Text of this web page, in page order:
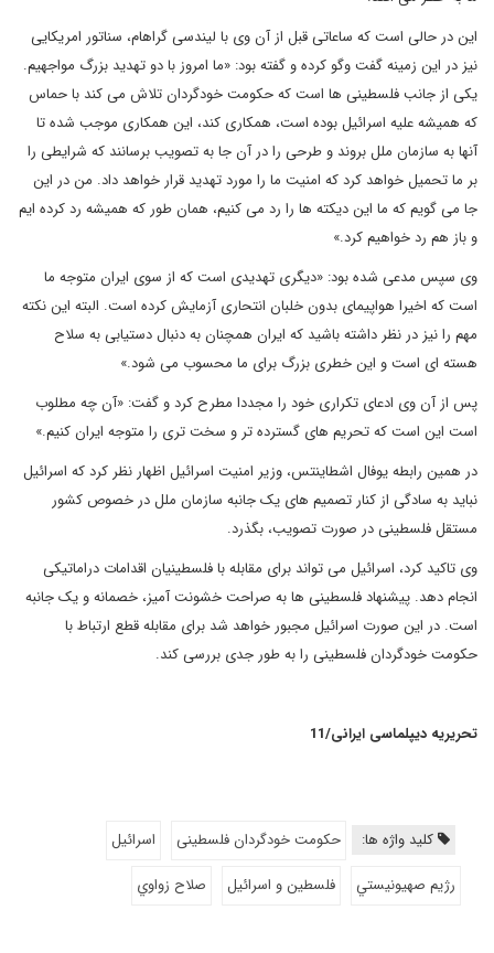
این در حالی است که ساعاتی قبل از آن وی با لیندسی گراهام، سناتور امریکایی
نیز در این زمینه گفت وگو کرده و گفته بود: «ما امروز با دو تهدید بزرگ مواجهیم.
یکی از جانب فلسطینی ها است که حکومت خودگردان تلاش می کند با حماس
که همیشه علیه اسرائیل بوده است، همکاری کند، این همکاری موجب شده تا
آنها به سازمان ملل بروند و طرحی را در آن جا به تصویب برسانند که شرایطی را
بر ما تحمیل خواهد کرد که امنیت ما را مورد تهدید قرار خواهد داد. من در این
جا می گویم که ما این دیکته ها را رد می کنیم، همان طور که همیشه رد کرده ایم
و باز هم رد خواهیم کرد.»
وی سپس مدعی شده بود: «دیگری تهدیدی است که از سوی ایران متوجه ما
است که اخیرا هواپیمای بدون خلبان انتحاری آزمایش کرده است. البته این نکته
مهم را نیز در نظر داشته باشید که ایران همچنان به دنبال دستیابی به سلاح
هسته ای است و این خطری بزرگ برای ما محسوب می شود.»
پس از آن وی ادعای تکراری خود را مجددا مطرح کرد و گفت: «آن چه مطلوب
است این است که تحریم های گسترده تر و سخت تری را متوجه ایران کنیم.»
در همین رابطه یوفال اشطاینتس، وزیر امنیت اسرائیل اظهار نظر کرد که اسرائیل
نباید به سادگی از کنار تصمیم های یک جانبه سازمان ملل در خصوص کشور
مستقل فلسطینی در صورت تصویب، بگذرد.
وی تاکید کرد، اسرائیل می تواند برای مقابله با فلسطینیان اقدامات دراماتیکی
انجام دهد. پیشنهاد فلسطینی ها به صراحت خشونت آمیز، خصمانه و یک جانبه
است. در این صورت اسرائیل مجبور خواهد شد برای مقابله قطع ارتباط با
حکومت خودگردان فلسطینی را به طور جدی بررسی کند.
تحریریه دیپلماسی ایرانی/11
کلید واژه ها: حکومت خودگردان فلسطینی
اسرائيل
رژيم صهيونيستي
فلسطين و اسرائيل صلاح زواوي